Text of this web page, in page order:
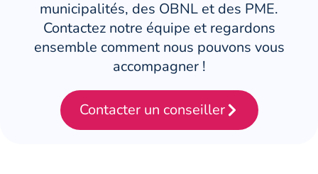
municipalités, des OBNL et des PME.
Contactez notre équipe et regardons
ensemble comment nous pouvons vous
accompagner !
Contacter un conseiller